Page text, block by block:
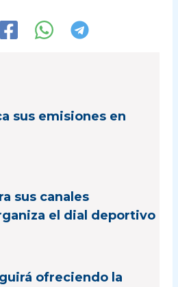
sus emisiones en
sus canales
el dial deportivo
ofreciendo la